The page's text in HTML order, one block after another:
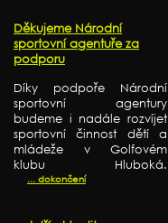
Děkujeme Národní
sportovní agentuře za
podporu
Díky podpoře Národní
sportovní agentury
budeme i nadále rozvíjet
sportovní činnost dětí a
mládeže v Golfovém
klubu Hluboká.
... dokončení